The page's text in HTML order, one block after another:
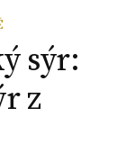
sýr:
z